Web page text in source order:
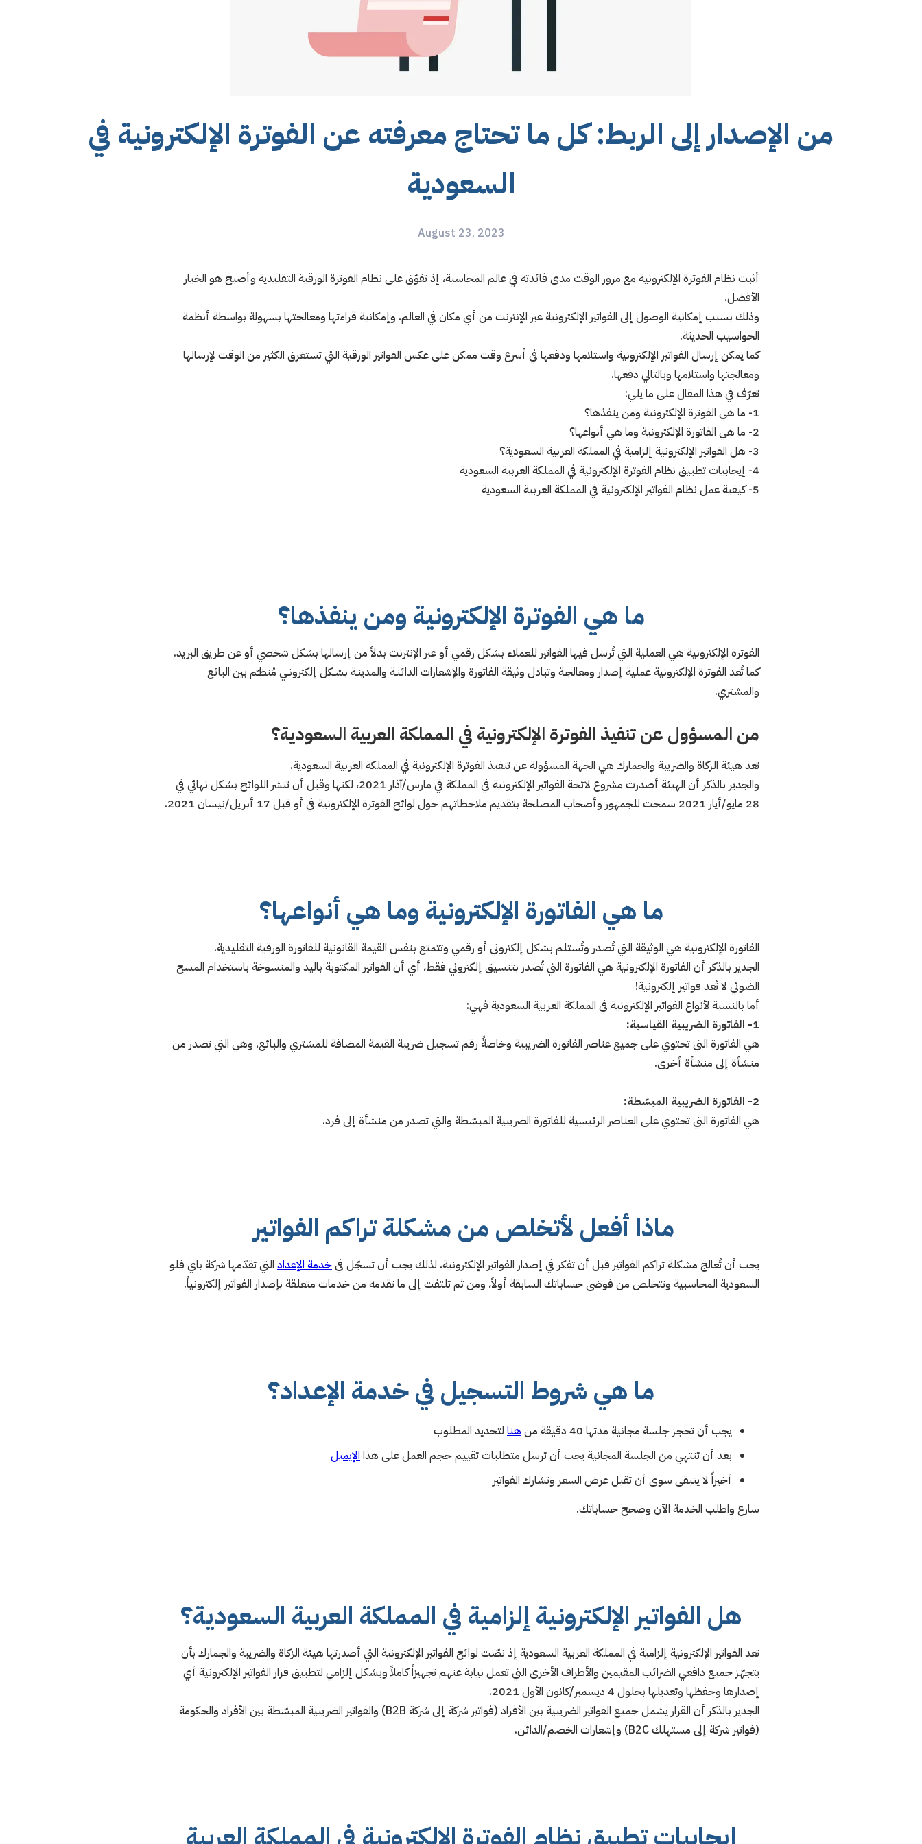
من الإصدار إلى الربط: كل ما تحتاج معرفته عن الفوترة الإلكترونية في
السعودية
August 23, 2023
أثبت نظام الفوترة الإلكترونية مع مرور الوقت مدى فائدته في عالم المحاسبة، إذ تفوّق على نظام الفوترة الورقية التقليدية وأصبح هو الخيار
الأفضل.
وذلك بسبب إمكانية الوصول إلى الفواتير الإلكترونية عبر الإنترنت من أي مكان في العالم، وإمكانية قراءتها ومعالجتها بسهولة بواسطة أنظمة
الحواسيب الحديثة.
كما يمكن إرسال الفواتير الإلكترونية واستلامها ودفعها في أسرع وقت ممكن على عكس الفواتير الورقية التي تستغرق الكثير من الوقت لإرسالها
ومعالجتها واستلامها وبالتالي دفعها.
تعرّف في هذا المقال على ما يلي:
1- ما هي الفوترة الإلكترونية ومن ينفذها؟
2- ما هي الفاتورة الإلكترونية وما هي أنواعها؟
3- هل الفواتير الإلكترونية إلزامية في المملكة العربية السعودية؟
4- إيجابيات تطبيق نظام الفوترة الإلكترونية في المملكة العربية السعودية
5- كيفية عمل نظام الفواتير الإلكترونية في المملكة العربية السعودية
ما هي الفوترة الإلكترونية ومن ينفذها؟
الفوترة الإلكترونية هي العملية التي تُرسل فيها الفواتير للعملاء بشكل رقمي أو عبر الإنترنت بدلاً من إرسالها بشكل شخصي أو عن طريق البريد.
كما تُعد الفوترة الإلكترونية عملية إصدار ومعالجـة وتبادل وثيقة الفاتورة والإشعارات الدائنـة والمدينـة بشـكل إلكترونـي مُنظـّم بين البائع
والمشتري.
من المسؤول عن تنفيذ الفوترة الإلكترونية في المملكة العربية السعودية؟
تعد هيئة الزكاة والضريبة والجمارك هي الجهة المسؤولة عن تنفيذ الفوترة الإلكترونية في المملكة العربية السعودية.
والجدير بالذكر أن الهيئة أصدرت مشروع لائحة الفواتير الإلكترونية في المملكة في مارس/آذار 2021، لكنها وقبل أن تنشر اللوائح بشكل نهائي في
28 مايو/أيار 2021 سمحت للجمهور وأصحاب المصلحة بتقديم ملاحظاتهم حول لوائح الفوترة الإلكترونية في أو قبل 17 أبريل/نيسان 2021.
ما هي الفاتورة الإلكترونية وما هي أنواعها؟
الفاتورة الإلكترونية هي الوثيقة التي تُصدر وتُستلم بشكل إلكتروني أو رقمي وتتمتع بنفس القيمة القانونية للفاتورة الورقية التقليدية.
الجدير بالذكر أن الفاتورة الإلكترونية هي الفاتورة التي تُصدر بتنسيق إلكتروني فقط، أي أن الفواتير المكتوبة باليد والمنسوخة باستخدام المسح
الضوئي لا تُعد فواتير إلكترونية!
أما بالنسبة لأنواع الفواتير الإلكترونية في المملكة العربية السعودية فهي:
1- الفاتورة الضريبية القياسية:
هي الفاتورة التي تحتوي على جميع عناصر الفاتورة الضريبية وخاصةً رقم تسجيل ضريبة القيمة المضافة للمشتري والبائع، وهي التي تصدر من
منشأة إلى منشأة أخرى.
2- الفاتورة الضريبية المبسّطة:
هي الفاتورة التي تحتوي على العناصر الرئيسية للفاتورة الضريبية المبسّطة والتي تصدر من منشأة إلى فرد.
ماذا أفعل لأتخلص من مشكلة تراكم الفواتير
يجب أن تُعالج مشكلة تراكم الفواتير قبل أن تفكر في إصدار الفواتير الإلكترونية، لذلك يجب أن تسجّل فيخدمة الإعداد التي تقدّمها شركة باي فلو
السعودية المحاسبية وتتخلص من فوضى حساباتك السابقة أولاً، ومن ثم تلتفت إلى ما تقدمه من خدمات متعلقة بإصدار الفواتير إلكترونياً.
ما هي شروط التسجيل في خدمة الإعداد؟
يجب أن تحجز جلسة مجانية مدتها 40 دقيقة من هنا لتحديد المطلوب
بعد أن تنتهي من الجلسة المجانية يجب أن ترسل متطلبات تقييم حجم العمل على هذاالإيميل
أخيراً لا يتبقى سوى أن تقبل عرض السعر وتشارك الفواتير
سارع واطلب الخدمة الآن وصحح حساباتك.
هل الفواتير الإلكترونية إلزامية في المملكة العربية السعودية؟
تعد الفواتير الإلكترونية إلزامية في المملكة العربية السعودية إذ نصّت لوائح الفواتير الإلكترونية التي أصدرتها هيئة الزكاة والضريبة والجمارك بأن
يتجهّز جميع دافعي الضرائب المقيمين والأطراف الأخرى التي تعمل نيابة عنهم تجهيزاً كاملاً وبشكل إلزامي لتطبيق قرار الفواتير الإلكترونية أي
إصدارها وحفظها وتعديلها بحلول 4 ديسمبر/كانون الأول 2021.
الجدير بالذكر أن القرار يشمل جميع الفواتير الضريبية بين الأفراد (فواتير شركة إلى شركة B2B) والفواتير الضريبية المبسّطة بين الأفراد والحكومة
(فواتير شركة إلى مستهلك B2C) وإشعارات الخصم/الدائن.